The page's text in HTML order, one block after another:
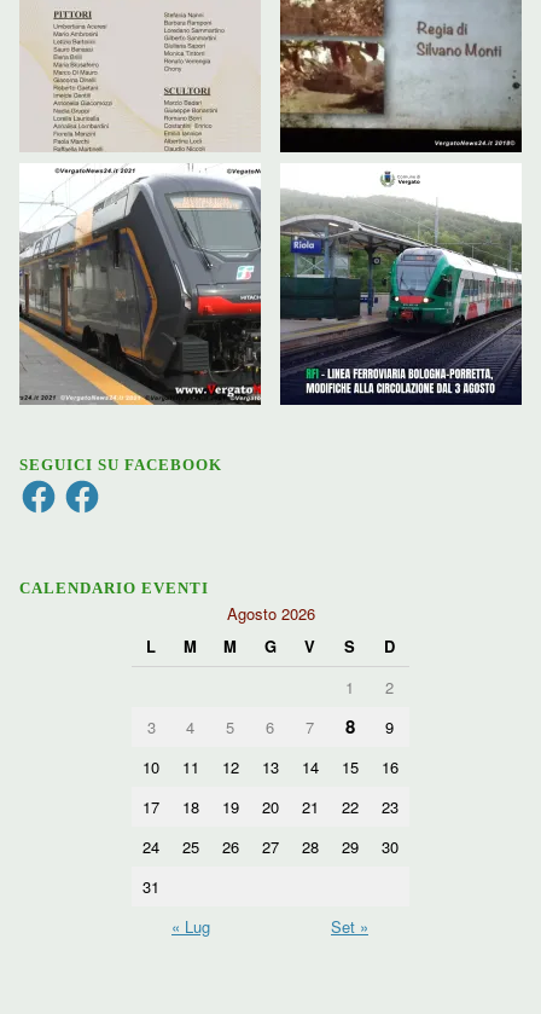
SEGUICI SU FACEBOOK
FacebookFacebook
CALENDARIO EVENTI
Agosto 2026
L
M M G V S
D
1
2
3
4 5 6 7 8
9
10
11 12 13 14 15
16
17
18 19 20 21 22
23
24
25 26 27 28 29
30
31
« Lug
Set »